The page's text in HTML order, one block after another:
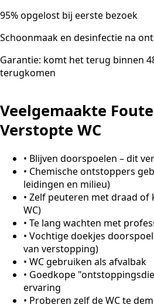
95% opgelost bij eerste bezoek
Schoonmaak en desinfectie na
Garantie: komt het terug binnen
terugkomen
Veelgemaakte
Verstopte WC
• Blijven doorspoelen – dit
• Chemische ontstoppers
leidingen en milieu)
• Zelf peuteren met draad of
WC)
• Te lang wachten met
• Vochtige doekjes
van verstopping)
• WC gebruiken als afvalbak
• Goedkope
ervaring
• Proberen zelf de WC te